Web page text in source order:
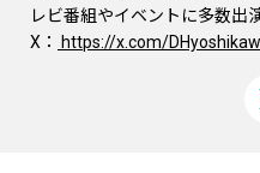
レビ番組やイベントに多数出
X：
https://x.com/